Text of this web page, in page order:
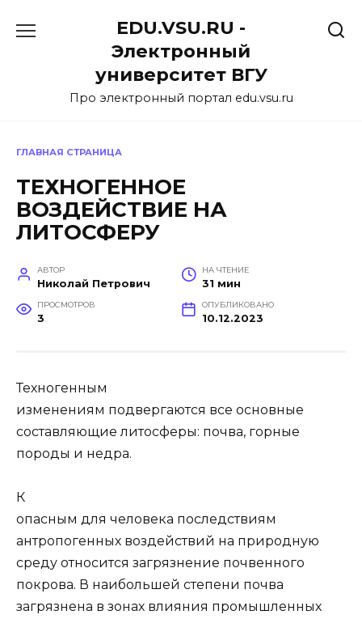
EDU.VSU.RU -
Электронный
университет ВГУ
Про электронный портал edu.vsu.ru
ГЛАВНАЯ СТРАНИЦА
ТЕХНОГЕННОЕ
ВОЗДЕЙСТВИЕ НА
ЛИТОСФЕРУ
АВТОР
Николай Петрович
НА ЧТЕНИЕ
31 мин
ПРОСМОТРОВ
3
ОПУБЛИКОВАНО
10.12.2023
Техногенным
изменениям подвергаются все основные
составляющие литосферы: почва, горные
породы и недра.
К
опасным для человека последствиям
антропогенных воздействий на природную
среду относится загрязнение почвенного
покрова. В наибольшей степени почва
загрязнена в зонах влияния промышленных